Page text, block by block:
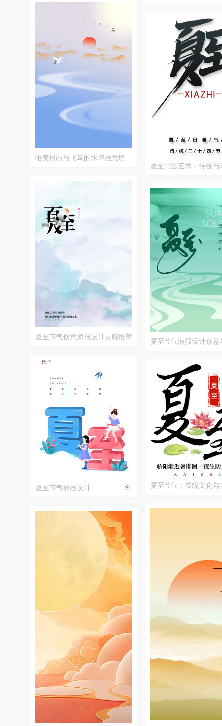
唯美日出与飞鸟的水墨画意境
夏至节气创意海报设计灵感推荐
夏至节气插画设计
夏至书法艺术：传统与
夏至节气海报设计创意
夏至节气：传统文化与